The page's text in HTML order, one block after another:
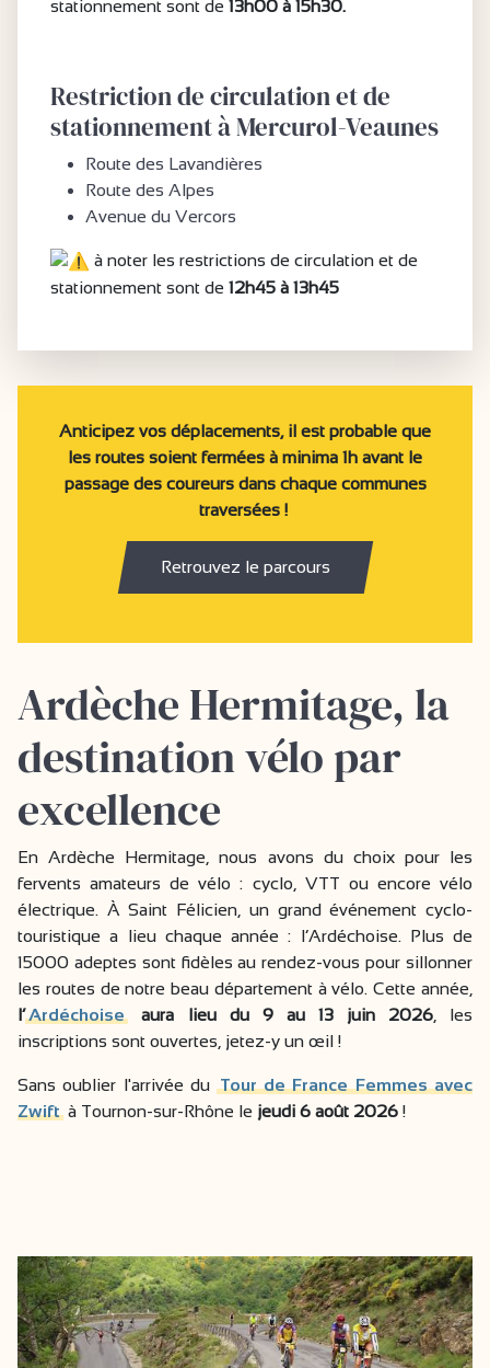
stationnement sont de 13h00 à 15h30.
Restriction de circulation et de
stationnement à Mercurol-Veaunes
Route des Lavandières
Route des Alpes
Avenue du Vercors
à noter les restrictions de circulation et de
stationnement sont de 12h45 à 13h45
Anticipez vos déplacements, il est probable que
les routes soient fermées à minima 1h avant le
passage des coureurs dans chaque communes
traversées !
Retrouvez le parcours
Ardèche Hermitage, la
destination vélo par
excellence
En Ardèche Hermitage, nous avons du choix pour les
fervents amateurs de vélo : cyclo, VTT ou encore vélo
électrique. À Saint Félicien, un grand événement cyclo-
touristique a lieu chaque année : l’Ardéchoise. Plus de
15000 adeptes sont fidèles au rendez-vous pour sillonner
les routes de notre beau département à vélo. Cette année,
l’Ardéchoise aura lieu du 9 au 13 juin 2026, les
inscriptions sont ouvertes, jetez-y un œil !
Sans oublier l'arrivée duTour de France Femmes avec
Zwift à Tournon-sur-Rhône le jeudi 6 août 2026 !